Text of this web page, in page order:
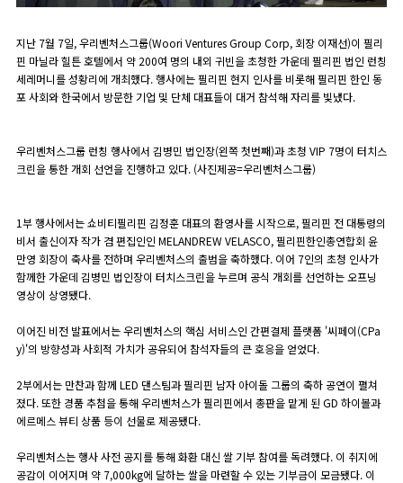
지난 7월 7일, 우리벤처스그룹(Woori Ventures Group Corp, 회장 이재선)이 필리
핀 마닐라 힐튼 호텔에서 약 200여 명의 내외 귀빈을 초청한 가운데 필리핀 법인 런칭
세레머니를 성황리에 개최했다. 행사에는 필리핀 현지 인사를 비롯해 필리핀 한인 동
포 사회와 한국에서 방문한 기업 및 단체 대표들이 대거 참석해 자리를 빛냈다.
우리벤처스그룹 런칭 행사에서 김병민 법인장(왼쪽 첫번째)과 초청 VIP 7명이 터치스
크린을 통한 개회 선언을 진행하고 있다. (사진제공=우리벤처스그룹)
1부 행사에서는 쇼비티필리핀 김정훈 대표의 환영사를 시작으로, 필리핀 전 대통령의
비서 출신이자 작가 겸 편집인인 MELANDREW VELASCO, 필리핀한인총연합회 윤
만영 회장이 축사를 전하며 우리벤처스의 출범을 축하했다. 이어 7인의 초청 인사가
함께한 가운데 김병민 법인장이 터치스크린을 누르며 공식 개회를 선언하는 오프닝
영상이 상영됐다.
이어진 비전 발표에서는 우리벤처스의 핵심 서비스인 간편결제 플랫폼 '씨페이(CPa
y)'의 방향성과 사회적 가치가 공유되어 참석자들의 큰 호응을 얻었다.
2부에서는 만찬과 함께 LED 댄스팀과 필리핀 남자 아이돌 그룹의 축하 공연이 펼쳐
졌다. 또한 경품 추첨을 통해 우리벤처스가 필리핀에서 총판을 맡게 된 GD 하이볼과
에르메스 뷰티 상품 등이 선물로 제공됐다.
우리벤처스는 행사 사전 공지를 통해 화환 대신 쌀 기부 참여를 독려했다. 이 취지에
공감이 이어지며 약 7,000kg에 달하는 쌀을 마련할 수 있는 기부금이 모금됐다. 이